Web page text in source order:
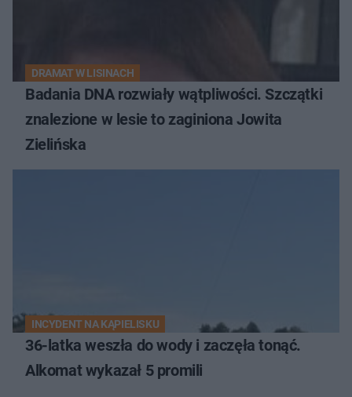
DRAMAT W LISINACH
Badania DNA rozwiały wątpliwości. Szczątki
znalezione w lesie to zaginiona Jowita
Zielińska
INCYDENT NA KĄPIELISKU
36-latka weszła do wody i zaczęła tonąć.
Alkomat wykazał 5 promili